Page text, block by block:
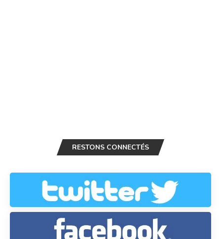
RESTONS CONNECTÉS